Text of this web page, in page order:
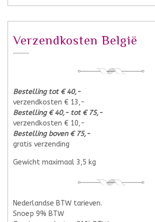
Verzendkosten België
Bestelling tot € 40,-
verzendkosten € 13,-
Bestelling € 40,- tot € 75,-
verzendkosten € 10,-
Bestelling boven € 75,-
gratis verzending
Gewicht maximaal 3,5 kg
Nederlandse BTW tarieven.
Snoep 9% BTW